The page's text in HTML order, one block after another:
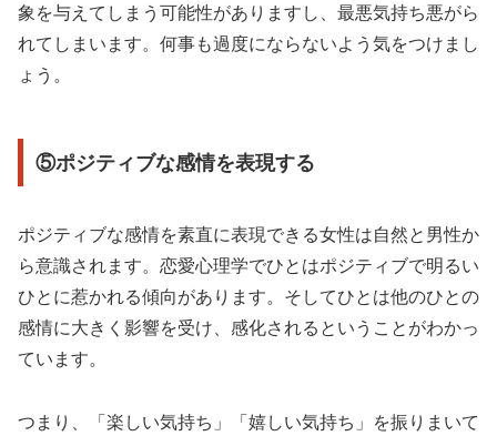
象を与えてしまう可能性がありますし、最悪気持ち悪がら
れてしまいます。何事も過度にならないよう気をつけまし
ょう。
⑤ポジティブな感情を表現する
ポジティブな感情を素直に表現できる女性は自然と男性か
ら意識されます。恋愛心理学でひとはポジティブで明るい
ひとに惹かれる傾向があります。そしてひとは他のひとの
感情に大きく影響を受け、感化されるということがわかっ
ています。
つまり、「楽しい気持ち」「嬉しい気持ち」を振りまいて